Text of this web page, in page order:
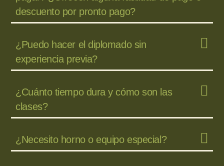
descuento por pronto pago?
¿Puedo hacer el diplomado sin
experiencia previa?
¿Cuánto tiempo dura y cómo son las
clases?
¿Necesito horno o equipo especial?